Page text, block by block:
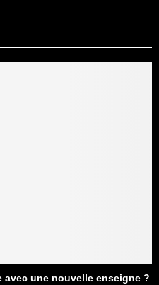
avec une nouvelle enseigne ?